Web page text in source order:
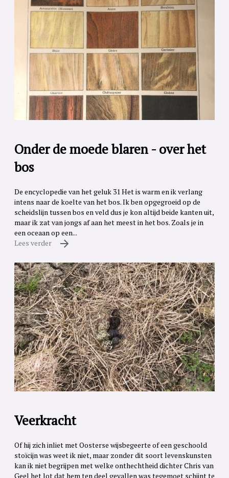
Onder de moede blaren - over het
bos
De encyclopedie van het geluk 31 Het is warm en ik verlang
intens naar de koelte van het bos. Ik ben opgegroeid op de
scheidslijn tussen bos en veld dus je kon altijd beide kanten uit,
maar ik zat van jongs af aan het meest in het bos. Zoals je in
een oceaan op een...
Lees verder
Veerkracht
Of hij zich inliet met Oosterse wijsbegeerte of een geschoold
stoïcijn was weet ik niet, maar zonder dit soort levenskunsten
kan ik niet begrijpen met welke onthechtheid dichter Chris van
Geel het lot dat hem ten deel gevallen was tegemoet schijnt te